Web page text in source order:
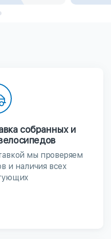
собранных и
мы проверяем
и наличия всех